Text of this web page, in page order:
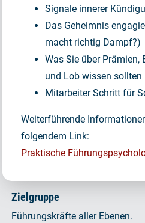
Signale innerer
Das Geheimnis
macht richtig Dampf?)
Was Sie über Prämien,
und Lob wissen sollten
Mitarbeiter Schritt für
Weiterführende
folgendem Link:
Praktische
Zielgruppe
Führungskräfte aller Ebenen.